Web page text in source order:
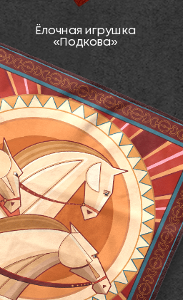
«Огненная лошадь»